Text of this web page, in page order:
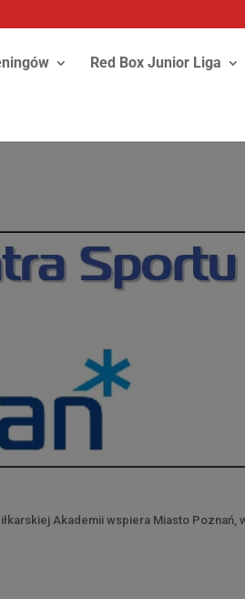
Red Box Junior Liga
Akademii wspiera Miasto Poznań,